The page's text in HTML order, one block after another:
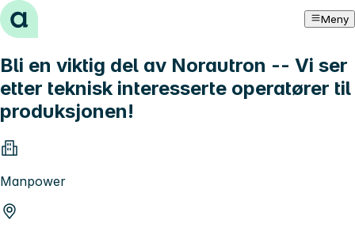
Hopp til innhold Meny
Bli en viktig del av Norautron -- Vi ser
etter teknisk interesserte operatører til
produksjonen!
Manpower